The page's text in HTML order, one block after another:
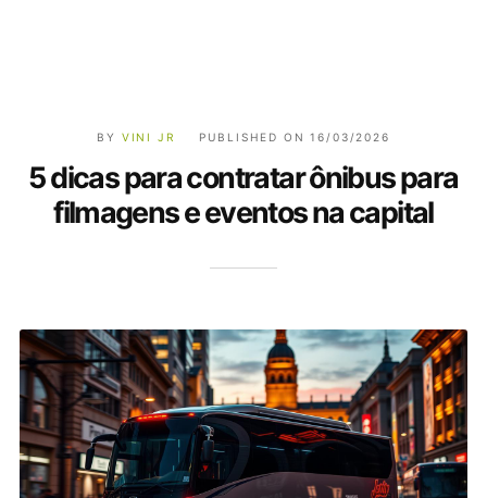
BY VINI JR PUBLISHED ON16/03/2026
5 dicas para contratar ônibus para
filmagens e eventos na capital